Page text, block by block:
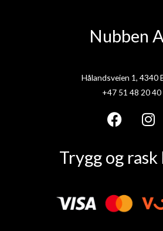
Nubben
Hålandsveien 1, 4340
+47 51 48 20 40
F
c
b
o
I
s
g
Trygg og rask